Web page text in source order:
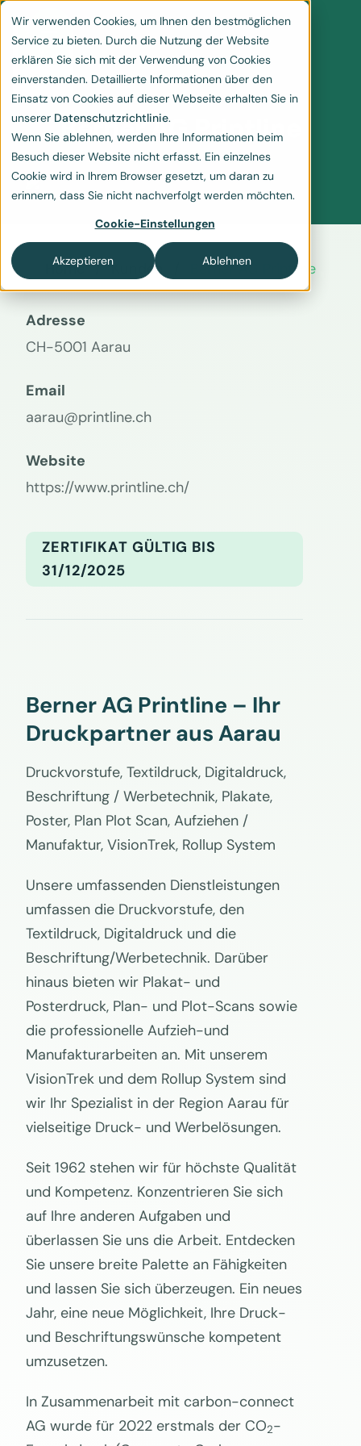
Wir verwenden Cookies, um Ihnen den bestmöglichen
Service zu bieten. Durch die Nutzung der Website
erklären Sie sich mit der Verwendung von Cookies
einverstanden. Detaillierte Informationen über den
Einsatz von Cookies auf dieser Webseite erhalten Sie in
unserer Datenschutzrichtlinie.
Wenn Sie ablehnen, werden Ihre Informationen beim
Besuch dieser Website nicht erfasst. Ein einzelnes
Cookie wird in Ihrem Browser gesetzt, um daran zu
erinnern, dass Sie nicht nachverfolgt werden möchten.
Cookie-Einstellungen
Akzeptieren Ablehnen
Berner AG Printline
Home Kunden Berner AG Printline
Adresse
CH-5001 Aarau
Email
aarau@printline.ch
Website
https://www.printline.ch/
ZERTIFIKAT GÜLTIG BIS
31/12/2025
Berner AG Printline – Ihr
Druckpartner aus Aarau
Druckvorstufe, Textildruck, Digitaldruck,
Beschriftung / Werbetechnik, Plakate,
Poster, Plan Plot Scan, Aufziehen /
Manufaktur, VisionTrek, Rollup System
Unsere umfassenden Dienstleistungen
umfassen die Druckvorstufe, den
Textildruck, Digitaldruck und die
Beschriftung/Werbetechnik. Darüber
hinaus bieten wir Plakat- und
Posterdruck, Plan- und Plot-Scans sowie
die professionelle Aufzieh-und
Manufakturarbeiten an. Mit unserem
VisionTrek und dem Rollup System sind
wir Ihr Spezialist in der Region Aarau für
vielseitige Druck- und Werbelösungen.
Seit 1962 stehen wir für höchste Qualität
und Kompetenz. Konzentrieren Sie sich
auf Ihre anderen Aufgaben und
überlassen Sie uns die Arbeit. Entdecken
Sie unsere breite Palette an Fähigkeiten
und lassen Sie sich überzeugen. Ein neues
Jahr, eine neue Möglichkeit, Ihre Druck-
und Beschriftungswünsche kompetent
umzusetzen.
In Zusammenarbeit mit carbon-connect
AG wurde für 2022 erstmals der CO2-